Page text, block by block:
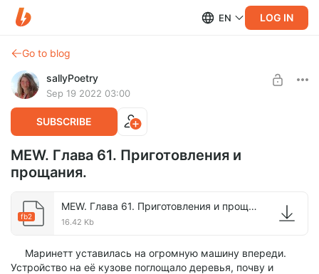
EN LOG IN
Go to blog
sallyPoetry
Sep 19 2022 03:00
SUBSCRIBE
MEW. Глава 61. Приготовления и
прощания.
fb2
MEW. Глава 61. Приготовления и прощания..fb2
16.42 Kb
Маринетт уставилась на огромную машину впереди.
Устройство на её кузове поглощало деревья, почву и